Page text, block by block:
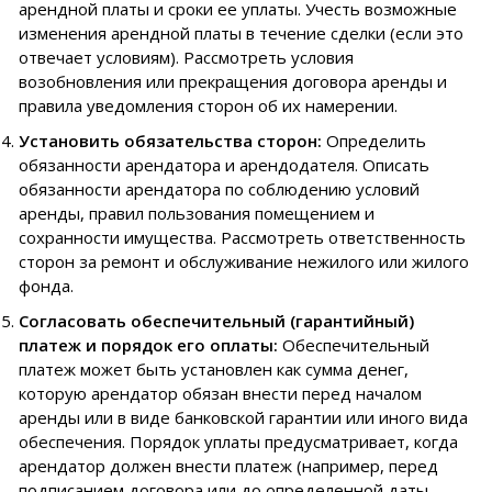
арендной платы и сроки ее уплаты. Учесть возможные
изменения арендной платы в течение сделки (если это
отвечает условиям). Рассмотреть условия
возобновления или прекращения договора аренды и
правила уведомления сторон об их намерении.
Установить обязательства сторон: Определить
обязанности арендатора и арендодателя. Описать
обязанности арендатора по соблюдению условий
аренды, правил пользования помещением и
сохранности имущества. Рассмотреть ответственность
сторон за ремонт и обслуживание нежилого или жилого
фонда.
Согласовать обеспечительный (гарантийный)
платеж и порядок его оплаты: Обеспечительный
платеж может быть установлен как сумма денег,
которую арендатор обязан внести перед началом
аренды или в виде банковской гарантии или иного вида
обеспечения. Порядок уплаты предусматривает, когда
арендатор должен внести платеж (например, перед